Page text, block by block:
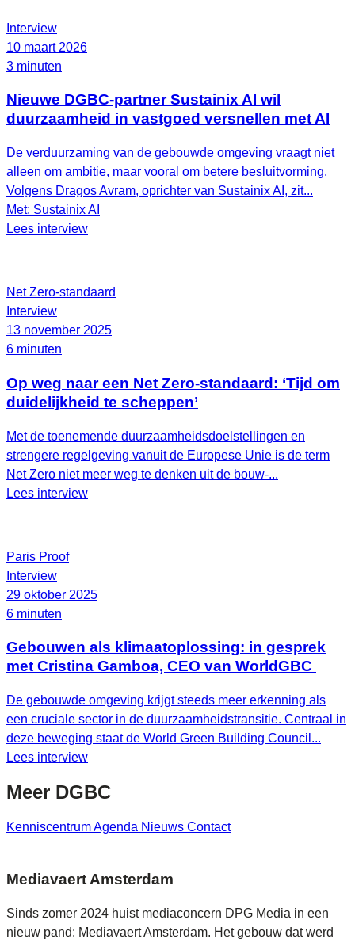
Interview
10 maart 2026
3 minuten
Nieuwe DGBC-partner Sustainix AI wil
duurzaamheid in vastgoed versnellen met AI
De verduurzaming van de gebouwde omgeving vraagt niet
alleen om ambitie, maar vooral om betere besluitvorming.
Volgens Dragos Avram, oprichter van Sustainix AI, zit...
Met: Sustainix AI
Lees interview
Net Zero-standaard
Interview
13 november 2025
6 minuten
Op weg naar een Net Zero-standaard: ‘Tijd om
duidelijkheid te scheppen’
Met de toenemende duurzaamheidsdoelstellingen en
strengere regelgeving vanuit de Europese Unie is de term
Net Zero niet meer weg te denken uit de bouw-...
Lees interview
Paris Proof
Interview
29 oktober 2025
6 minuten
Gebouwen als klimaatoplossing: in gesprek
met Cristina Gamboa, CEO van WorldGBC
De gebouwde omgeving krijgt steeds meer erkenning als
een cruciale sector in de duurzaamheidstransitie. Centraal in
deze beweging staat de World Green Building Council...
Lees interview
Meer DGBC
KenniscentrumAgenda Nieuws Contact
Mediavaert Amsterdam
Sinds zomer 2024 huist mediaconcern DPG Media in een
nieuw pand: Mediavaert Amsterdam. Het gebouw dat werd